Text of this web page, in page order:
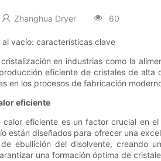
Zhanghua Dryer 60
vacío: características clave
en industrias como la
eficiente de cristales de alta
en los procesos de fabricación
eficiente
calor eficiente es un factor crucial en
están diseñados para ofrecer una
ebullición del disolvente, creando
una formación óptima de